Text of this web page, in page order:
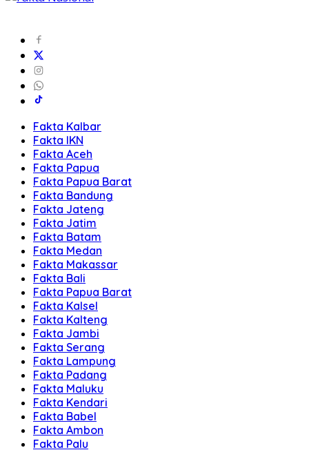
Fakta Kalbar
Fakta IKN
Fakta Aceh
Fakta Papua
Fakta Papua Barat
Fakta Bandung
Fakta Jateng
Fakta Jatim
Fakta Batam
Fakta Medan
Fakta Makassar
Fakta Bali
Fakta Papua Barat
Fakta Kalsel
Fakta Kalteng
Fakta Jambi
Fakta Serang
Fakta Lampung
Fakta Padang
Fakta Maluku
Fakta Kendari
Fakta Babel
Fakta Ambon
Fakta Palu